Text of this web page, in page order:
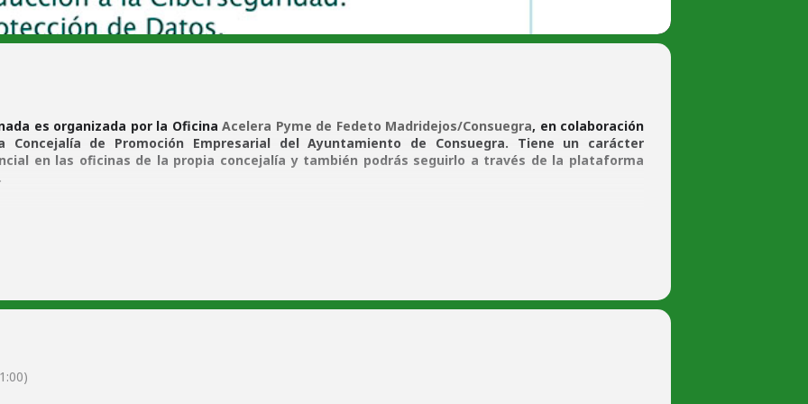
es organizada por la OficinaAcelera Pyme de Fedeto Madridejos/Consuegra, en colaboración
Concejalía de Promoción Empresarial del Ayuntamiento de Consuegra. Tiene un carácter
en las oficinas de la propia concejalía y también podrás seguirlo a través de la plataforma
en la Concejalía de Promoción Económica y por la plataformaZOOM.. Te facilitamos enlace al
básicas que debes tener activados para reducir un ciberataque en tus dispositivos informáticos y de